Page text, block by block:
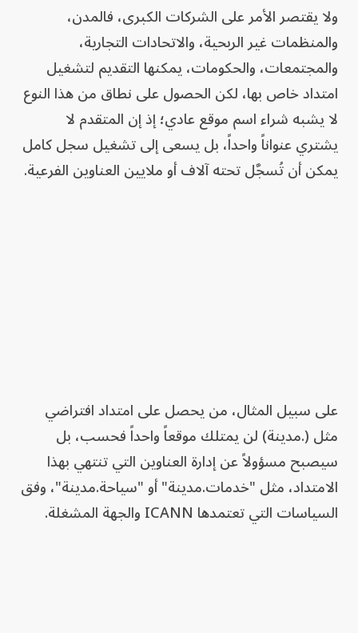
ولا يقتصر الأمر على الشركات الكبرى، فالمدن،
والمنظمات غير الربحية، والاتحادات التجارية،
والمجتمعات، والحكومات، يمكنها التقديم لتشغيل
امتداد خاص بها، لكن الحصول على نطاق من هذا النوع
لا يشبه شراء اسم موقع عادي؛ إذ إن المتقدم لا
يشتري عنواناً واحداً، بل يسعى إلى تشغيل سجل كامل
يمكن أن تُسجَّل تحته آلاف أو ملايين العناوين الفرعية.
على سبيل المثال، من يحصل على امتداد افتراضي
مثل (.مدينة) لن يمتلك موقعاً واحداً فحسب، بل
سيصبح مسؤولاً عن إدارة العناوين التي تنتهي بهذا
الامتداد، مثل "خدمات.مدينة" أو "سياحة.مدينة"، وفق
السياسات التي تعتمدها ICANN والجهة المشغلة.